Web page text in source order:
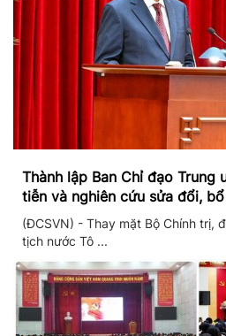
Thành lập Ban Chỉ đạo
tiễn và nghiên cứu sửa đổi,
(ĐCSVN) - Thay mặt Bộ Chính trị,
tịch nước Tô ...